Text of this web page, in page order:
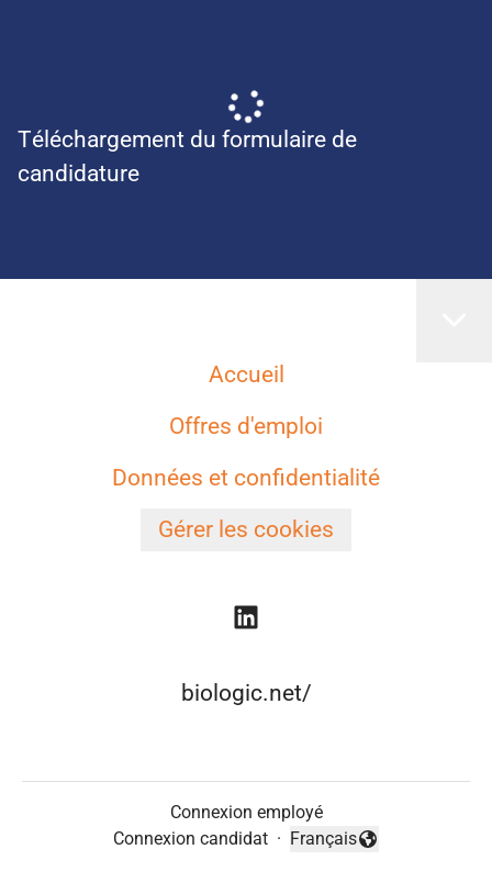
Téléchargement du formulaire de
candidature
Accueil
Offres d'emploi
Données et confidentialité
Gérer les cookies
biologic.net/
Connexion employé
Connexion candidat ·
Changer la langue
Français